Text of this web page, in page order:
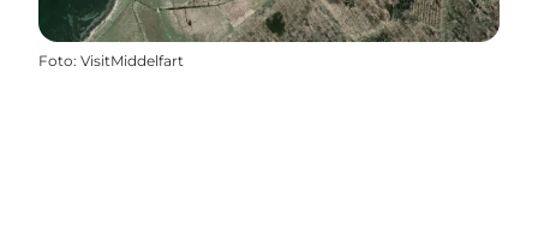
Foto: VisitMiddelfart